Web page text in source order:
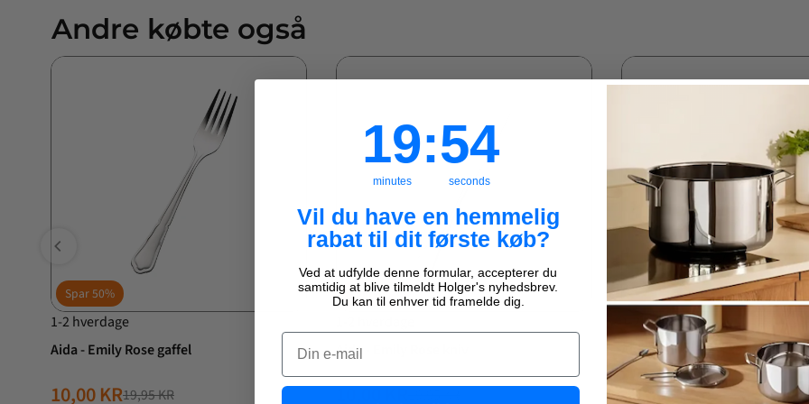
Andre købte også
Spar50%
1-2 hverdage
Aida - Emily Rose gaffel
19,95 KR
10,00 KR
Spar50%
Aida - Emily Rose kniv
10,00 KR
Spar50%
1-2 hverdage
Aida - Emily Rose kaffeske
19,95 KR
10,00 KR
Countdown ends in:
19
19
minutes
: 53
53
seconds
Vil du have en hemmelig
rabat til dit første køb?
Ved at udfylde denne formular, accepterer du
samtidig at blive tilmeldt Holger's nyhedsbrev.
Du kan til enhver tid framelde dig.
Email